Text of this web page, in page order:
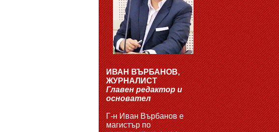
ИВАН ВЪРБАНОВ,
ЖУРНАЛИСТ
Главен редактор и
основател
Г-н Иван Върбанов е
магистър по